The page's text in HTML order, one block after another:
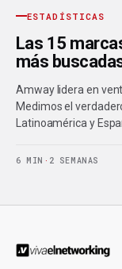
ESTADÍSTICAS
Las 15
más
Amway lidera en
Medimos el
Latinoamérica y
6 MIN · 2 SEMANAS